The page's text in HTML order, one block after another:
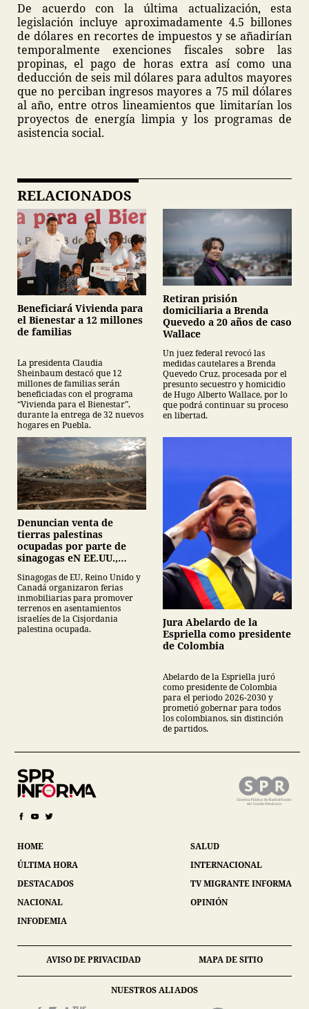
De acuerdo con la última actualización, esta
legislación incluye aproximadamente 4.5 billones
de dólares en recortes de impuestos y se añadirían
temporalmente exenciones fiscales sobre las
propinas, el pago de horas extra así como una
deducción de seis mil dólares para adultos mayores
que no perciban ingresos mayores a 75 mil dólares
al año, entre otros lineamientos que limitarían los
proyectos de energía limpia y los programas de
asistencia social.
RELACIONADOS
Beneficiará Vivienda para
el Bienestar a 12 millones
de familias
La presidenta Claudia
Sheinbaum destacó que 12
millones de familias serán
beneficiadas con el programa
“Vivienda para el Bienestar”,
durante la entrega de 32 nuevos
hogares en Puebla.
Retiran prisión
domiciliaria a Brenda
Quevedo a 20 años de caso
Wallace
Un juez federal revocó las
medidas cautelares a Brenda
Quevedo Cruz, procesada por el
presunto secuestro y homicidio
de Hugo Alberto Wallace, por lo
que podrá continuar su proceso
en libertad.
Denuncian venta de
tierras palestinas
ocupadas por parte de
sinagogas eN EE.UU.,
Sinagogas de EU, Reino Unido y
Canadá organizaron ferias
inmobiliarias para promover
terrenos en asentamientos
israelíes de la Cisjordania
palestina ocupada.
Jura Abelardo de la
Espriella como presidente
de Colombia
Abelardo de la Espriella juró
como presidente de Colombia
para el periodo 2026-2030 y
prometió gobernar para todos
los colombianos, sin distinción
de partidos.
HOME
ÚLTIMA HORA
DESTACADOS
NACIONAL
INFODEMIA
SALUD
INTERNACIONAL
TV MIGRANTE INFORMA
OPINIÓN
AVISO DE PRIVACIDAD MAPA DE SITIO
NUESTROS ALIADOS